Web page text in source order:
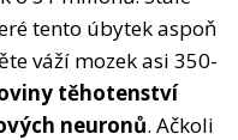
tento úbytek aspoň
váží mozek asi 350-
těhotenství
neuronů. Ačkoli